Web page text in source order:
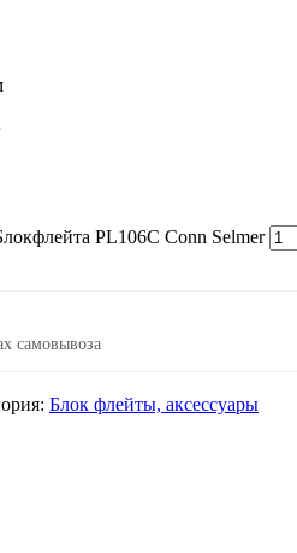
PL106C Conn Selmer
самовывоза
Блок флейты, аксессуары